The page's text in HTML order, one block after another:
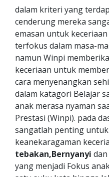
dalam kriteri yang
cenderung mereka
emasan untuk
terfokus dalam masa-
namun Winpi
keceriaan untuk
cara menyenangkan
dalam katagori Belajar
anak merasa nyaman
Prestasi (Winpi). pada
sangatlah penting
keanekaragaman
tebakan,Bernyanyi
yang menjadi Fokus